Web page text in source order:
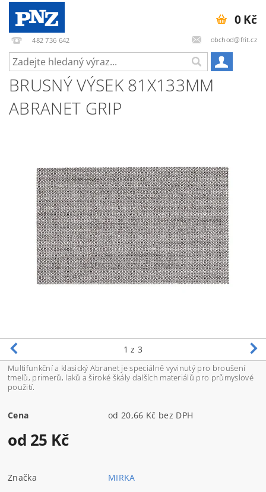
482 736 642 obchod@frit.cz
0 Kč
BRUSNÝ VÝSEK 81X133MM
ABRANET GRIP
1 z 3
Multifunkční a klasický Abranet je speciálně vyvinutý pro broušení
tmelů, primerů, laků a široké škály dalších materiálů pro průmyslové
použití.
Cena od 20,66 Kč bez DPH
od 25 Kč
Značka
MIRKA